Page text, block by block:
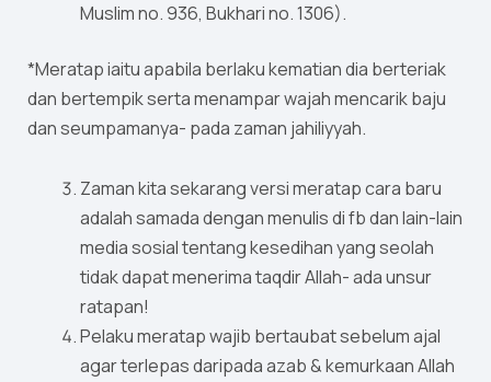
Muslim no. 936, Bukhari no. 1306).
*Meratap iaitu apabila berlaku kematian dia berteriak
dan bertempik serta menampar wajah mencarik baju
dan seumpamanya- pada zaman jahiliyyah.
Zaman kita sekarang versi meratap cara baru
adalah samada dengan menulis di fb dan lain-lain
media sosial tentang kesedihan yang seolah
tidak dapat menerima taqdir Allah- ada unsur
ratapan!
Pelaku meratap wajib bertaubat sebelum ajal
agar terlepas daripada azab & kemurkaan Allah